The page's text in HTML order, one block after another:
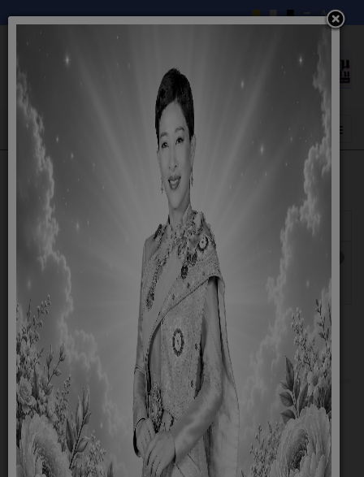
แสดง
#
หัวเรื่อง
ฮิต
รายงานผลการดำเนินการเพื่อส่งเสริมคุณธรรมและ
ความโปร่งใสภายในหน่วยงาน ประจำ
ปีงบประมาณ พ.ศ. 2568
เขียนโดย
8.1 ข้อมูลพื้นฐาน
O1 โครงสร้างองค์กร
O2 ข้อมูลผู้บริหาร
O3 ข้อมูลการติดต่อและช่องทางการสอบถาม
Q&A